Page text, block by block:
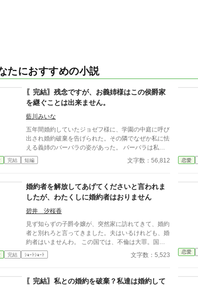
たにおすすめの小説
〖完結〗残念ですが、お義姉様はこの侯爵家
を継ぐことは出来ません。
藍川みいな
五年間婚約していたジョゼフ様に、学園の中庭に呼び
出され婚約破棄を告げられた。その隣でなぜか私に怯
える義姉のバーバラの姿があった。 バーバラは私に
いじめられたと嘘をつき、婚約者を奪った。 五年も
婚約していたのに、私ではなく、バーバラの嘘を信じ
思っていた人にまで裏切られた。 バーバラの目的
は、ワイヤット侯爵家を継ぐことのようだ。 だが、
彼女には絶対に継ぐことは出来ない。 設定ゆるゆる
の、架空の世界のお話です。 感想の返信が出来ず、
申し訳ありません。
完結 短編 文字数：56,812 恋愛
婚約者を解放してあげてくださいと言われま
したが、わたくしに婚約者はおりません
碧井 汐桜香
見ず知らずの子爵令嬢が、突然家に訪れてきて、婚約
者と別れろと言ってきました。夫はいるけれども、婚
約者はいませんわ。 この国では、不倫は大罪。国教
の教義に反するため、むち打ちの上、国外追放になり
ます。 話を擦り合わせていると、夫が帰ってき
完結 ｼｮｰﾄｼｮｰﾄ 文字数：5,523 恋愛
〖完結〗私との婚約を破棄？私達は婚約して